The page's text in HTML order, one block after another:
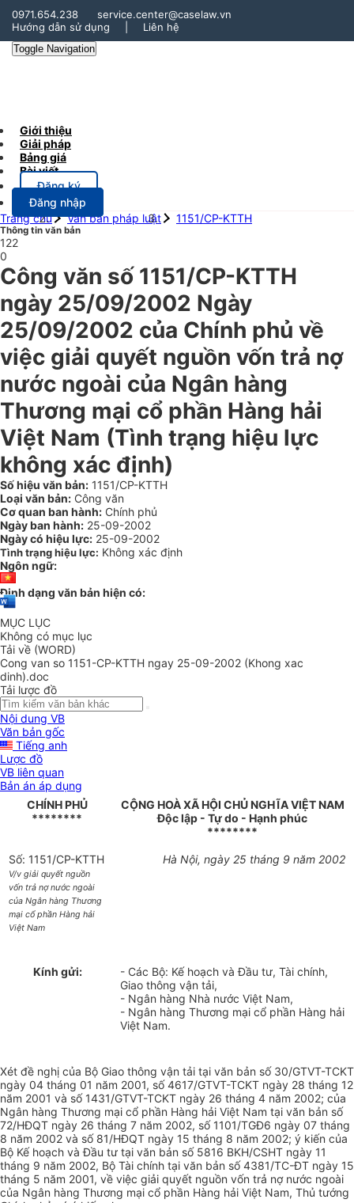
0971.654.238
service.center@caselaw.vn
Hướng dẫn sử dụng
Liên hệ
Toggle Navigation
Giới thiệu
Giải pháp
Bảng giá
Bài viết
Đăng ký
Đăng nhập
Trang chủ
Văn bản pháp luật 1151/CP-KTTH
Thông tin văn bản
122
0
Công văn số 1151/CP-KTTH
ngày 25/09/2002 Ngày
25/09/2002 của Chính phủ về
việc giải quyết nguồn vốn trả nợ
nước ngoài của Ngân hàng
Thương mại cổ phần Hàng hải
Việt Nam (Tình trạng hiệu lực
không xác định)
Số hiệu văn bản: 1151/CP-KTTH
Loại văn bản: Công văn
Cơ quan ban hành: Chính phủ
Ngày ban hành: 25-09-2002
Ngày có hiệu lực: 25-09-2002
Tình trạng hiệu lực: Không xác định
Ngôn ngữ:
Định dạng văn bản hiện có:
MỤC LỤC
Không có mục lục
Tải về (WORD)
Cong van so 1151-CP-KTTH ngay 25-09-2002 (Khong xac
dinh).doc
Tải lược đồ
Nội dung VB
Văn bản gốc
Tiếng anh
Lược đồ
VB liên quan
Bản án áp dụng
CHÍNH PHỦ
********
CỘNG HOÀ XÃ HỘI CHỦ NGHĨA VIỆT NAM
Độc lập - Tự do - Hạnh phúc
********
Số: 1151/CP-KTTH
V/v giải quyết nguồn
vốn trả nợ nước ngoài
của Ngân hàng Thương
mại cổ phần Hàng hải
Việt Nam
Hà Nội, ngày 25 tháng 9 năm 2002
Kính gửi:
- Các Bộ: Kế hoạch và Đầu tư, Tài chính,
Giao thông vận tải,
- Ngân hàng Nhà nước Việt Nam,
- Ngân hàng Thương mại cổ phần Hàng hải
Việt Nam.
Xét đề nghị của Bộ Giao thông vận tải tại văn bản số 30/GTVT-TCKT
ngày 04 tháng 01 năm 2001, số 4617/GTVT-TCKT ngày 28 tháng 12
năm 2001 và số 1431/GTVT-TCKT ngày 26 tháng 4 năm 2002; của
Ngân hàng Thương mại cổ phần Hàng hải Việt Nam tại văn bản số
72/HĐQT ngày 26 tháng 7 năm 2002, số 1101/TGĐ6 ngày 07 tháng
8 năm 2002 và số 81/HĐQT ngày 15 tháng 8 năm 2002; ý kiến của
Bộ Kế hoạch và Đầu tư tại văn bản số 5816 BKH/CSHT ngày 11
tháng 9 năm 2002, Bộ Tài chính tại văn bản số 4381/TC-ĐT ngày 15
tháng 5 năm 2001, về việc giải quyết nguồn vốn trả nợ nước ngoài
của Ngân hàng Thương mại cổ phần Hàng hải Việt Nam, Thủ tướng